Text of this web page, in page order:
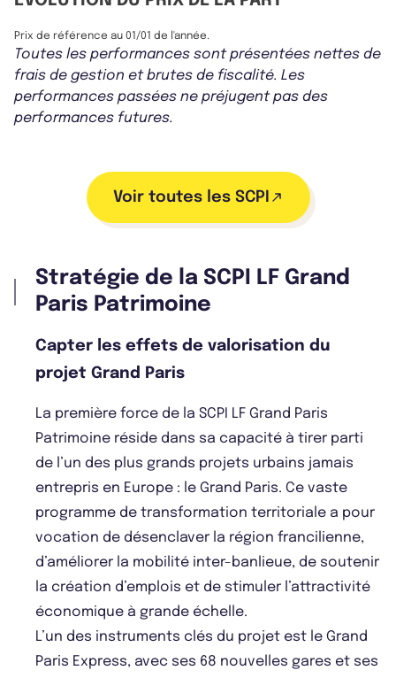
Prix de référence au 01/01 de l'année.
Toutes les performances sont présentées nettes de
frais de gestion et brutes de fiscalité. Les
performances passées ne préjugent pas des
performances futures.
Voir toutes les SCPI
Stratégie de la SCPI LF Grand
Paris Patrimoine
Capter les effets de valorisation du
projet Grand Paris
La première force de la SCPI LF Grand Paris
Patrimoine réside dans sa capacité à tirer parti
de l’un des plus grands projets urbains jamais
entrepris en Europe : le Grand Paris. Ce vaste
programme de transformation territoriale a pour
vocation de désenclaver la région francilienne,
d’améliorer la mobilité inter-banlieue, de soutenir
la création d’emplois et de stimuler l’attractivité
économique à grande échelle.
L’un des instruments clés du projet est le Grand
Paris Express, avec ses 68 nouvelles gares et ses